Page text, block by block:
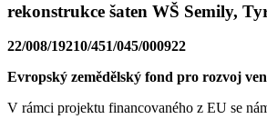
rekonstrukce šaten WŠ Semily,
22/008/19210/451/045/000922
Evropský zemědělský fond pro rozvoj
V rámci projektu financovaného z EU se